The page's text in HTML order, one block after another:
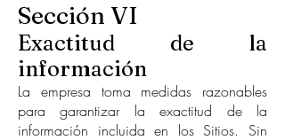
Sección VI
Exactitud de la
información
La empresa toma medidas razonables
para garantizar la exactitud de la
información incluida en los Sitios. Sin